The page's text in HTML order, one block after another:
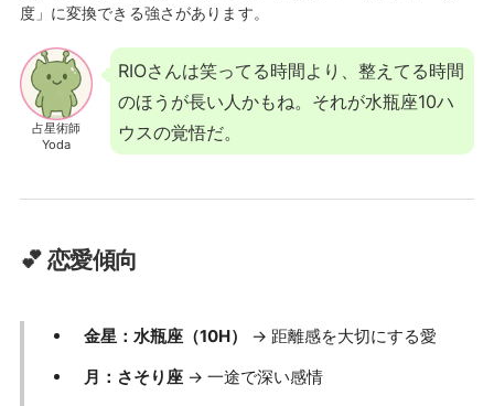
度」に変換できる強さがあります。
占星術師
Yoda
RIOさんは笑ってる時間より、整えてる時間
のほうが長い人かもね。それが水瓶座10ハ
ウスの覚悟だ。
💕 恋愛傾向
金星：水瓶座（10H）
→ 距離感を大切にする愛
月：さそり座→ 一途で深い感情